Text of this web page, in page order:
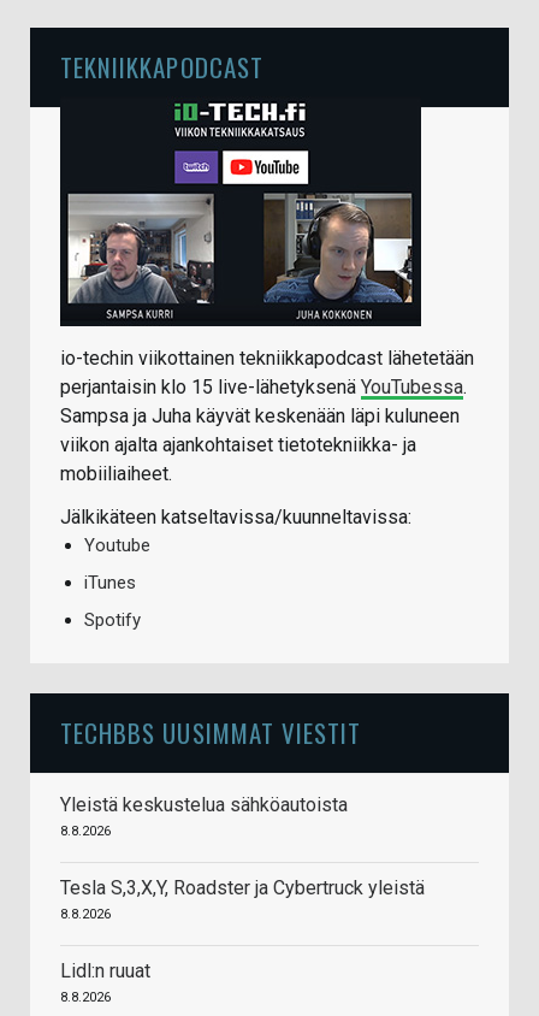
TEKNIIKKAPODCAST
io-techin viikottainen tekniikkapodcast lähetetään
perjantaisin klo 15 live-lähetyksenä YouTubessa.
Sampsa ja Juha käyvät keskenään läpi kuluneen
viikon ajalta ajankohtaiset tietotekniikka- ja
mobiiliaiheet.
Jälkikäteen katseltavissa/kuunneltavissa:
Youtube
iTunes
Spotify
TECHBBS UUSIMMAT VIESTIT
Yleistä keskustelua sähköautoista
8.8.2026
Tesla S,3,X,Y, Roadster ja Cybertruck yleistä
8.8.2026
Lidl:n ruuat
8.8.2026